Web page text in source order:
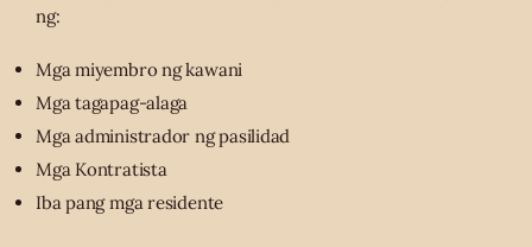
ng:
Mga miyembro ng kawani
Mga tagapag-alaga
Mga administrador ng pasilidad
Mga Kontratista
Iba pang mga residente